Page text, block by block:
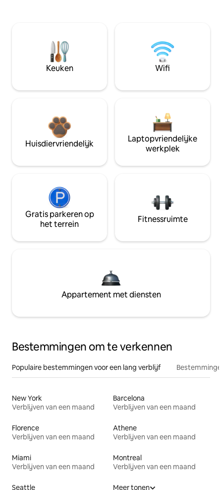
Keuken Wifi
Huisdiervriendelijk
Laptopvriendelijke
werkplek
Gratis parkeren op
het terrein
Fitnessruimte
Appartement met diensten
Bestemmingen om te verkennen
Populaire bestemmingen voor een lang verblijf
New York
Verblijven van een maand
Barcelona
Verblijven van een maand
Florence
Verblijven van een maand
Athene
Verblijven van een maand
Miami
Verblijven van een maand
Montreal
Verblijven van een maand
Seattle Meer tonen